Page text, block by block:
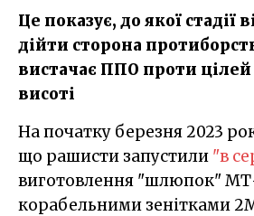
Це показує, до якої стадії
дійти сторона
вистачає ППО проти
висоті
На початку березня 2023 року стало відомо,
що рашисти запустили "в
виготовлення "шлюпок"
корабельними зенітками